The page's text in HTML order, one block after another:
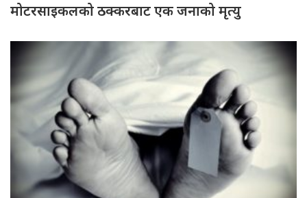
मोटरसाइकलको ठक्करबाट एक जनाको मृत्यु